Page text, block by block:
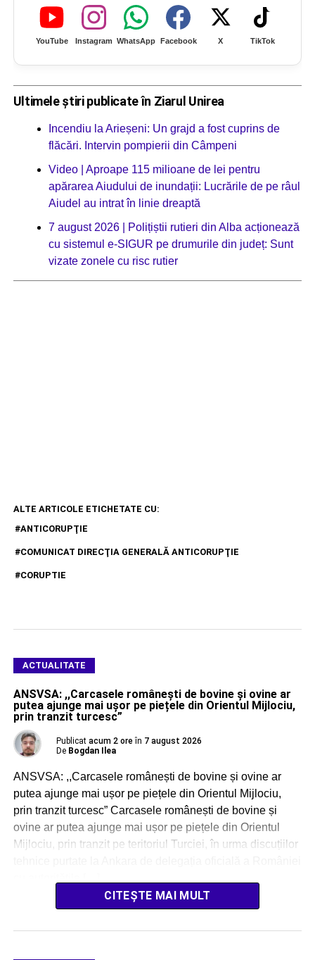
YouTube Instagram WhatsApp Facebook X TikTok
Ultimele știri publicate în Ziarul Unirea
Incendiu la Arieșeni: Un grajd a fost cuprins de
flăcări. Intervin pompierii din Câmpeni
Video | Aproape 115 milioane de lei pentru
apărarea Aiudului de inundații: Lucrările de pe râul
Aiudel au intrat în linie dreaptă
7 august 2026 | Polițiștii rutieri din Alba acționează
cu sistemul e-SIGUR pe drumurile din județ: Sunt
vizate zonele cu risc rutier
ALTE ARTICOLE ETICHETATE CU:
ANTICORUPŢIE
COMUNICAT DIRECŢIA GENERALĂ ANTICORUPŢIE
CORUPTIE
ACTUALITATE
ANSVSA: ,,Carcasele românești de bovine și ovine ar
putea ajunge mai ușor pe piețele din Orientul Mijlociu,
prin tranzit turcesc”
Publicat acum 2 ore în 7 august 2026
De Bogdan Ilea
ANSVSA: ,,Carcasele românești de bovine și ovine ar
putea ajunge mai ușor pe piețele din Orientul Mijlociu,
prin tranzit turcesc” Carcasele românești de bovine și
ovine ar putea ajunge mai ușor pe piețele din Orientul
Mijlociu, prin tranzit pe teritoriul Turciei, în urma discuțiilor
CITEȘTE MAI MULT